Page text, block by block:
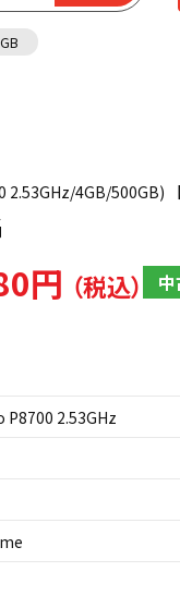
4GB/500GB)
円
P8700 2.53GHz